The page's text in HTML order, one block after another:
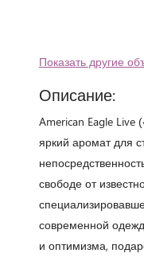
Показать другие
Описание:
American Eagle Live
яркий аромат для
свободе от
современной
и оптимизма,